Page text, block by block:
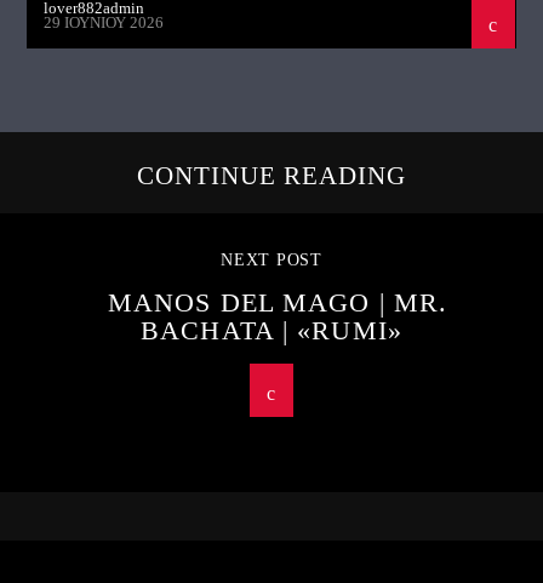
lover882admin
29 ΙΟΥΝΊΟΥ 2026
CONTINUE READING
NEXT POST
MANOS DEL MAGO | MR.
BACHATA | «RUMI»